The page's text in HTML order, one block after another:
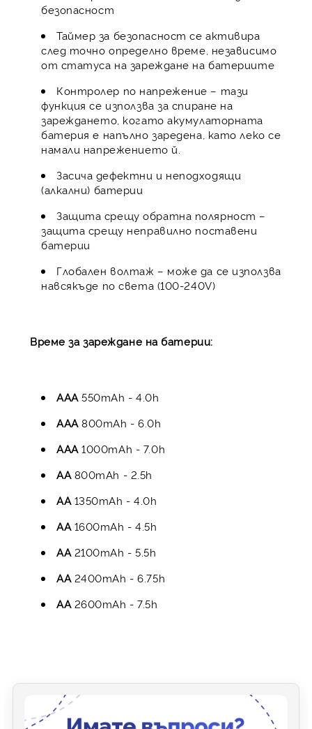
безопасност
Таймер за безопасност се активира
след точно определно време, независимо
от статуса на зареждане на батериите
Контролер по напрежение – тази
функция се използва за спиране на
зареждането, когато акумулаторната
батерия е напълно заредена, като леко се
намали напрежението й.
Засича дефектни и неподходящи
(алкални) батерии
Защита срещу обратна полярност –
защита срещу неправилно поставени
батерии
Глобален волтаж – може да се използва
навсякъде по света (100-240V)
Време за зареждане на батерии:
AAA550mAh - 4.0h
AAA800mAh - 6.0h
AAA1000mAh - 7.0h
AA800mAh - 2.5h
AA1350mAh - 4.0h
AA1600mAh - 4.5h
AA2100mAh - 5.5h
AA2400mAh - 6.75h
AA2600mAh - 7.5h